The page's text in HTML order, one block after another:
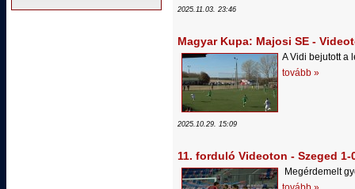
2025.11.03. 23:46
Magyar Kupa: Majosi SE -
A Vidi bejutott a
tovább »
2025.10.29. 15:09
11. forduló Videoton - Szeged 1-
Megérdemelt